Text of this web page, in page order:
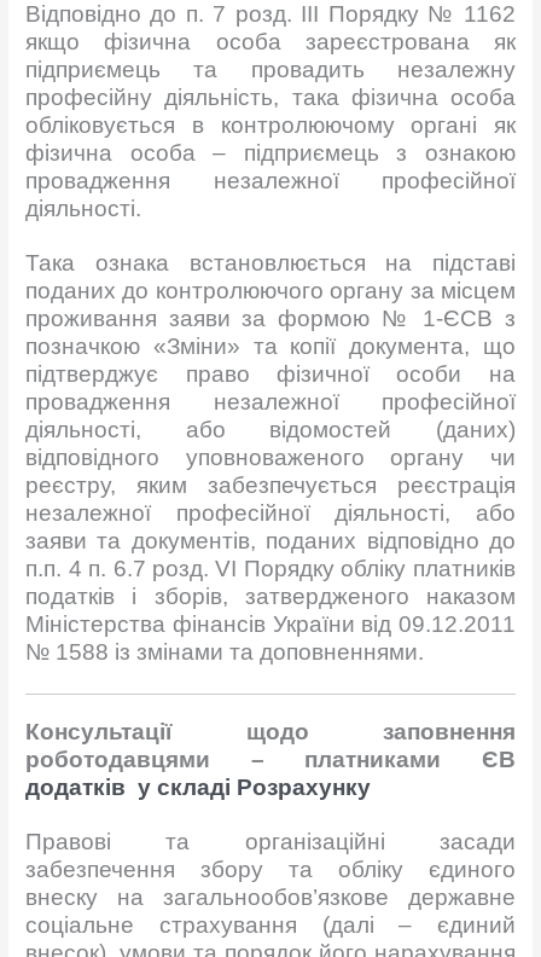
Відповідно до п. 7 розд. ІІІ Порядку № 1162
якщо фізична особа зареєстрована як
підприємець та провадить незалежну
професійну діяльність, така фізична особа
обліковується в контролюючому органі як
фізична особа – підприємець з ознакою
провадження незалежної професійної
діяльності.
Така ознака встановлюється на підставі
поданих до контролюючого органу за місцем
проживання заяви за формою № 1-ЄСВ з
позначкою «Зміни» та копії документа, що
підтверджує право фізичної особи на
провадження незалежної професійної
діяльності, або відомостей (даних)
відповідного уповноваженого органу чи
реєстру, яким забезпечується реєстрація
незалежної професійної діяльності, або
заяви та документів, поданих відповідно до
п.п. 4 п. 6.7 розд. VI Порядку обліку платників
податків і зборів, затвердженого наказом
Міністерства фінансів України від 09.12.2011
№ 1588 із змінами та доповненнями.
Консультації щодо заповнення
роботодавцями – платниками ЄВ
додатків у складі Розрахунку
Правові та організаційні засади
забезпечення збору та обліку єдиного
внеску на загальнообов’язкове державне
соціальне страхування (далі – єдиний